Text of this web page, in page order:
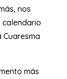
nos
calendario
más